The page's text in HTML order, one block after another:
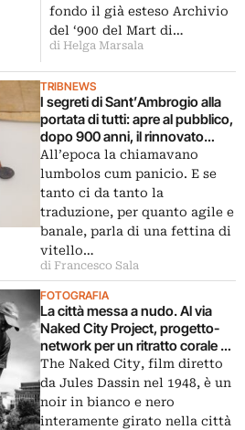
donazione importante, tra
documenti, volumi, video,
carteggi
fondo il già esteso Archivio
del ‘900 del Mart di…
di Helga Marsala
TRIBNEWS
I segreti di Sant’Ambrogio alla
portata di tutti: apre al pubblico,
dopo 900 anni, il rinnovato
archivio capitolare della basilica
milanese. E tra messali
rinascimentali e bolle papali
spunta anche la prima ricetta
della mitica cotoletta…
All’epoca la chiamavano
lumbolos cum panicio. E se
tanto ci da tanto la
traduzione, per quanto agile e
banale, parla di una fettina di
vitello…
di Francesco Sala
FOTOGRAFIA
La città messa a nudo. Al via
Naked City Project, progetto-
network per un ritratto corale di
Roma. Ecco un’anteprima
dell’archivio fotografico, che
racconta il volto
contemporaneo dell’Urbe
The Naked City, film diretto
da Jules Dassin nel 1948, è un
noir in bianco e nero
interamente girato nella città